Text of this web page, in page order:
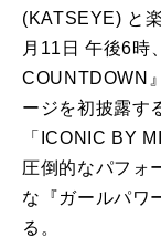
(KATSEYE) と
月11日 午後6時
COUNTDOWN
ージを初披露す
「ICONIC BY
圧倒的なパフォ
な『ガールパワ
る。